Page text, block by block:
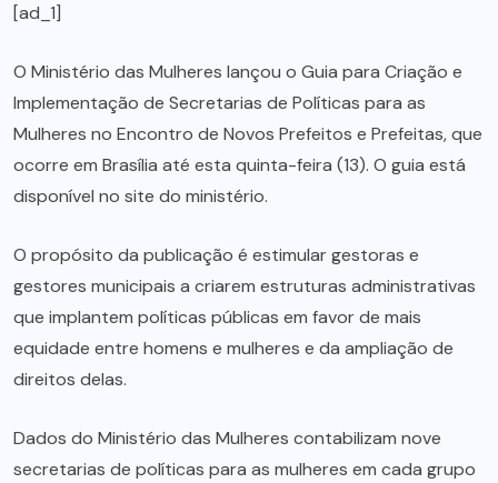
[ad_1]
O Ministério das Mulheres lançou o Guia para Criação e
Implementação de Secretarias de Políticas para as
Mulheres no Encontro de Novos Prefeitos e Prefeitas, que
ocorre em Brasília até esta quinta-feira (13). O guia está
disponível no site do ministério.
O propósito da publicação é estimular gestoras e
gestores municipais a criarem estruturas administrativas
que implantem políticas públicas em favor de mais
equidade entre homens e mulheres e da ampliação de
direitos delas.
Dados do Ministério das Mulheres contabilizam nove
secretarias de políticas para as mulheres em cada grupo